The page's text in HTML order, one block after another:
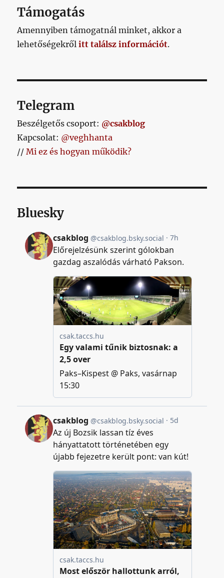
Támogatás
Amennyiben támogatnál minket, akkor a
lehetőségekrőlitt találsz információt.
Telegram
Beszélgetős csoport: @csakblog
Kapcsolat: @veghhanta
//Mi ez és hogyan működik?
Bluesky